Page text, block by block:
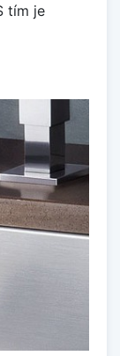
tím je